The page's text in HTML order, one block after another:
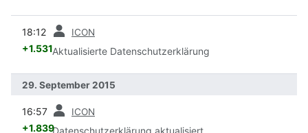
18:12 ICON
+1.531Aktualisierte Datenschutzerklärung
29. September 2015
16:57 ICON
+1.839Datenschutzerklärung aktualisiert.